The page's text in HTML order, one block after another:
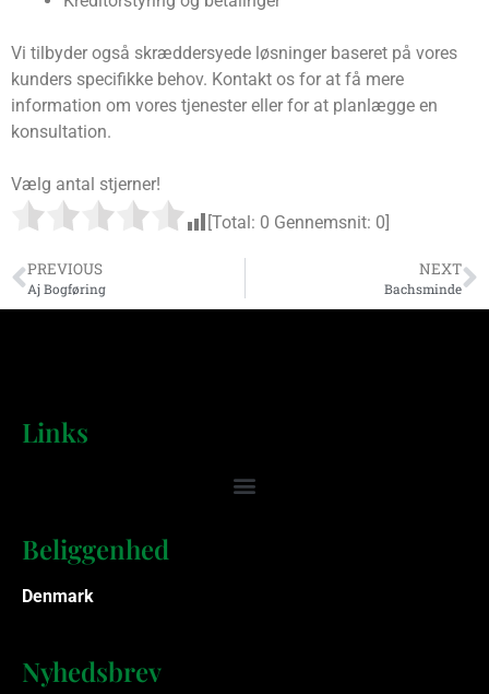
Vi tilbyder også skræddersyede løsninger baseret på vores
kunders specifikke behov. Kontakt os for at få mere
information om vores tjenester eller for at planlægge en
konsultation.
Vælg antal stjerner!
[Total: 0 Gennemsnit: 0
PREVIOUS
Aj Bogføring
NEXT
Bachsminde
Links
Beliggenhed
Denmark
Nyhedsbrev